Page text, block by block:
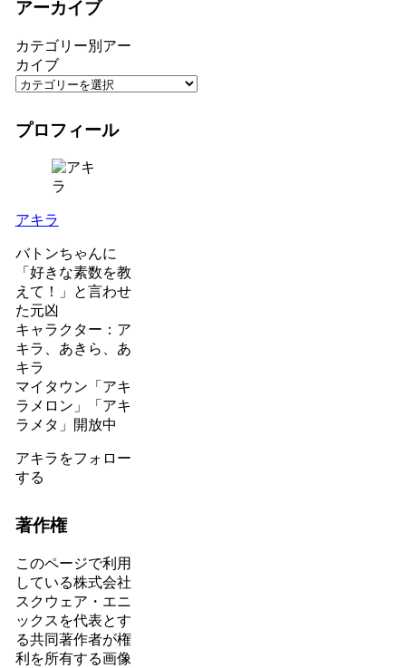
アーカイブ
カテゴリー別アー
カイブ
プロフィール
アキラ
バトンちゃんに
「好きな素数を教
えて！」と言わせ
た元凶
キャラクター：ア
キラ、あきら、あ
キラ
マイタウン「アキ
ラメロン」「アキ
ラメタ」開放中
アキラをフォロー
する
著作権
このページで利用
している株式会社
スクウェア・エニ
ックスを代表とす
る共同著作者が権
利を所有する画像